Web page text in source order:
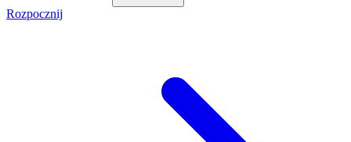
Rozpocznij